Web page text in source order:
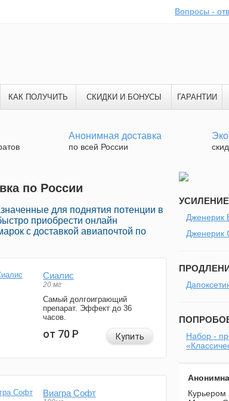
Вопросы -
КАК ПОЛУЧИТЬ СКИДКИ И БОНУСЫ ГАРАНТИИ
Анонимная доставка
по всей России
по России
для поднятия потенции в
приобрести онлайн
с доставкой авиапочтой по
Сиалис
20 мг
Самый долгоиграющий
препарат. Эффект до 36
часов.
от 70Р Купить
Виагра Софт
Дженерик
Дженерик
Набор -
Курьером